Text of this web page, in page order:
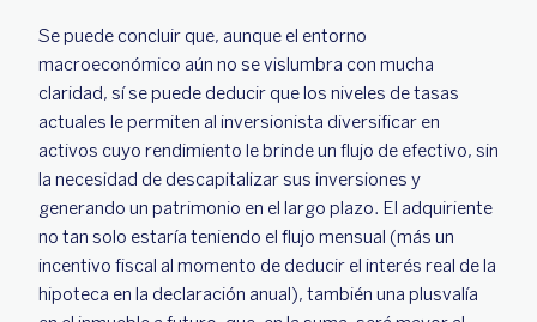
Se puede concluir que, aunque el entorno
macroeconómico aún no se vislumbra con mucha
claridad, sí se puede deducir que los niveles de tasas
actuales le permiten al inversionista diversificar en
activos cuyo rendimiento le brinde un flujo de efectivo, sin
la necesidad de descapitalizar sus inversiones y
generando un patrimonio en el largo plazo. El adquiriente
no tan solo estaría teniendo el flujo mensual (más un
incentivo fiscal al momento de deducir el interés real de la
hipoteca en la declaración anual), también una plusvalía